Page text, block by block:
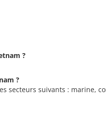
?
?
secteurs suivants : marine,